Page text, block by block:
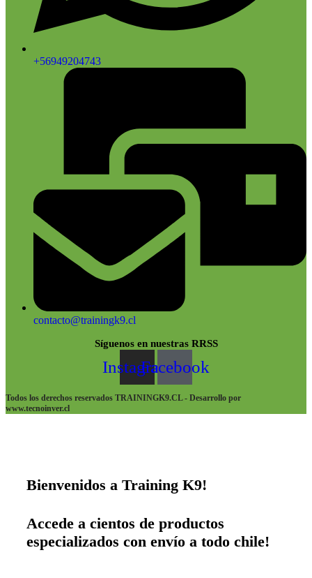
+56949204743
contacto@trainingk9.cl
Síguenos en nuestras RRSS
InstagramFacebook
Todos los derechos reservados TRAININGK9.CL - Desarrollo por
www.tecnoinver.cl
Bienvenidos a Training K9!
Accede a cientos de productos
especializados con envío a todo chile!